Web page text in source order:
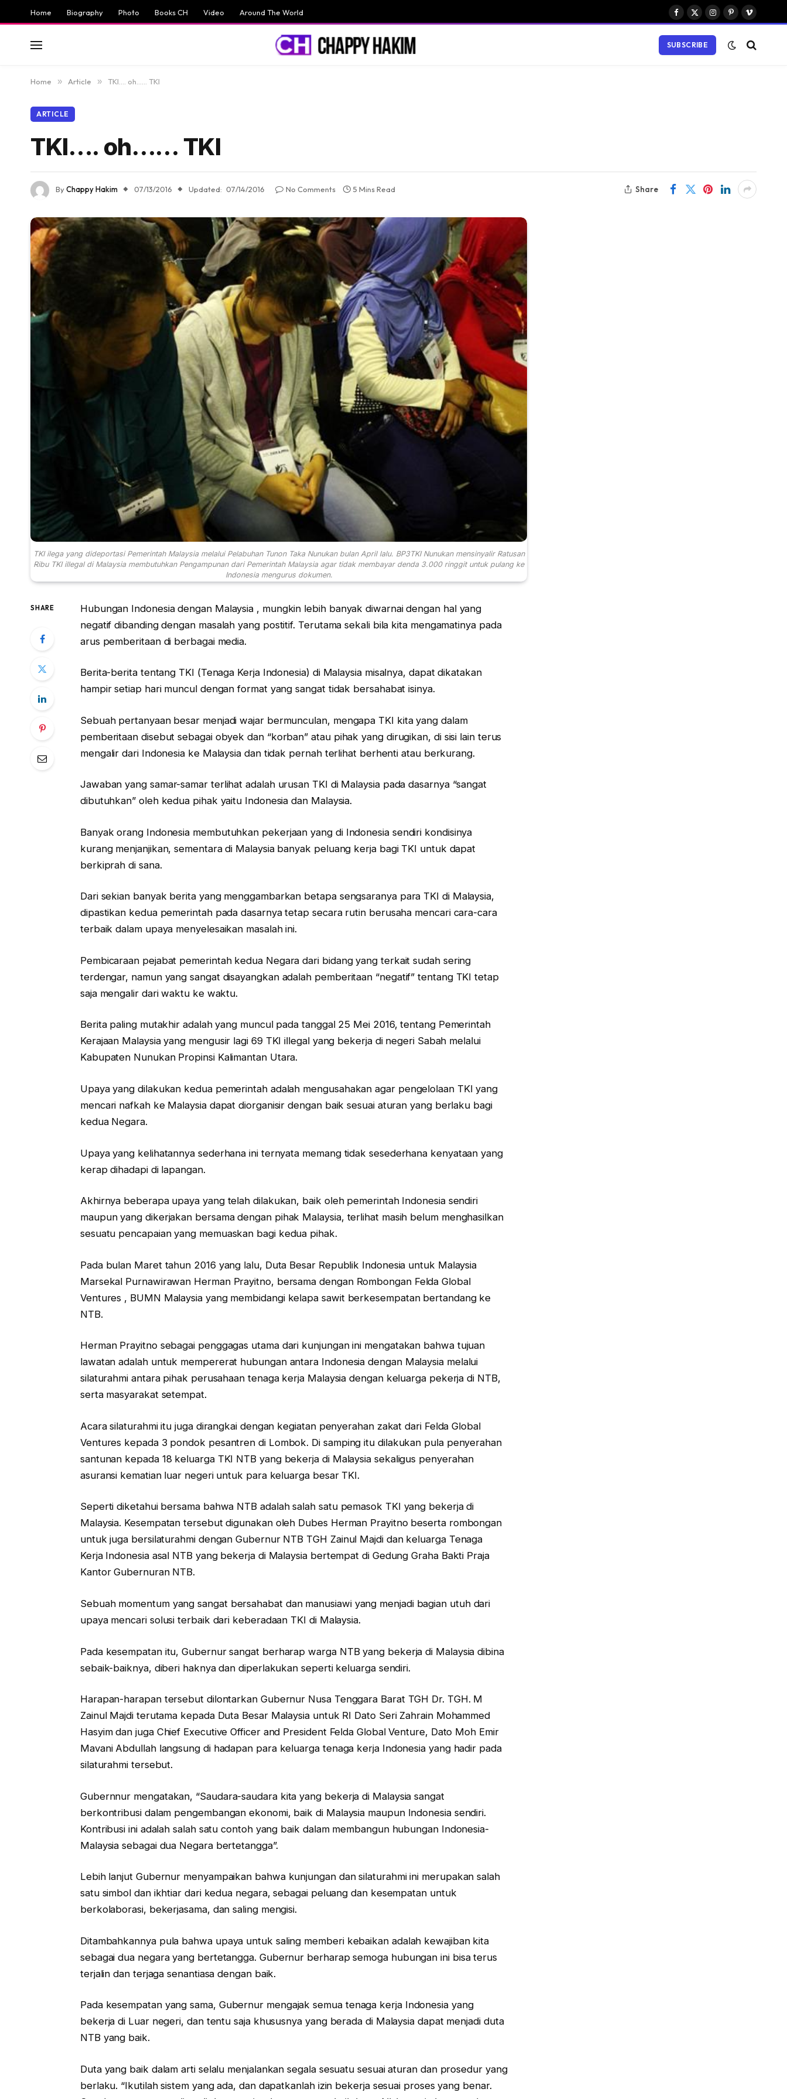
Home Biography Photo Books CH Video Around The World
Facebook
X
Instagram
PinterestVimeo
SUBSCRIBE
Home » Article » TKI…. oh…… TKI
ARTICLE
TKI…. oh…… TKI
ByChappy Hakim 07/13/2016 Updated: 07/14/2016 No Comments 5 Mins Read Share
TKI ilega yang dideportasi Pemerintah Malaysia melalui Pelabuhan Tunon Taka Nunukan bulan April lalu. BP3TKI Nunukan mensinyalir Ratusan
Ribu TKI illegal di Malaysia membutuhkan Pengampunan dari Pemerintah Malaysia agar tidak membayar denda 3.000 ringgit untuk pulang ke
Indonesia mengurus dokumen.
SHARE
Hubungan Indonesia dengan Malaysia , mungkin lebih banyak diwarnai dengan hal yang
negatif dibanding dengan masalah yang postitif. Terutama sekali bila kita mengamatinya pada
arus pemberitaan di berbagai media.
Berita-berita tentang TKI (Tenaga Kerja Indonesia) di Malaysia misalnya, dapat dikatakan
hampir setiap hari muncul dengan format yang sangat tidak bersahabat isinya.
Sebuah pertanyaan besar menjadi wajar bermunculan, mengapa TKI kita yang dalam
pemberitaan disebut sebagai obyek dan “korban” atau pihak yang dirugikan, di sisi lain terus
mengalir dari Indonesia ke Malaysia dan tidak pernah terlihat berhenti atau berkurang.
Jawaban yang samar-samar terlihat adalah urusan TKI di Malaysia pada dasarnya “sangat
dibutuhkan” oleh kedua pihak yaitu Indonesia dan Malaysia.
Banyak orang Indonesia membutuhkan pekerjaan yang di Indonesia sendiri kondisinya
kurang menjanjikan, sementara di Malaysia banyak peluang kerja bagi TKI untuk dapat
berkiprah di sana.
Dari sekian banyak berita yang menggambarkan betapa sengsaranya para TKI di Malaysia,
dipastikan kedua pemerintah pada dasarnya tetap secara rutin berusaha mencari cara-cara
terbaik dalam upaya menyelesaikan masalah ini.
Pembicaraan pejabat pemerintah kedua Negara dari bidang yang terkait sudah sering
terdengar, namun yang sangat disayangkan adalah pemberitaan “negatif” tentang TKI tetap
saja mengalir dari waktu ke waktu.
Berita paling mutakhir adalah yang muncul pada tanggal 25 Mei 2016, tentang Pemerintah
Kerajaan Malaysia yang mengusir lagi 69 TKI illegal yang bekerja di negeri Sabah melalui
Kabupaten Nunukan Propinsi Kalimantan Utara.
Upaya yang dilakukan kedua pemerintah adalah mengusahakan agar pengelolaan TKI yang
mencari nafkah ke Malaysia dapat diorganisir dengan baik sesuai aturan yang berlaku bagi
kedua Negara.
Upaya yang kelihatannya sederhana ini ternyata memang tidak sesederhana kenyataan yang
kerap dihadapi di lapangan.
Akhirnya beberapa upaya yang telah dilakukan, baik oleh pemerintah Indonesia sendiri
maupun yang dikerjakan bersama dengan pihak Malaysia, terlihat masih belum menghasilkan
sesuatu pencapaian yang memuaskan bagi kedua pihak.
Pada bulan Maret tahun 2016 yang lalu, Duta Besar Republik Indonesia untuk Malaysia
Marsekal Purnawirawan Herman Prayitno, bersama dengan Rombongan Felda Global
Ventures , BUMN Malaysia yang membidangi kelapa sawit berkesempatan bertandang ke
NTB.
Herman Prayitno sebagai penggagas utama dari kunjungan ini mengatakan bahwa tujuan
lawatan adalah untuk mempererat hubungan antara Indonesia dengan Malaysia melalui
silaturahmi antara pihak perusahaan tenaga kerja Malaysia dengan keluarga pekerja di NTB,
serta masyarakat setempat.
Acara silaturahmi itu juga dirangkai dengan kegiatan penyerahan zakat dari Felda Global
Ventures kepada 3 pondok pesantren di Lombok. Di samping itu dilakukan pula penyerahan
santunan kepada 18 keluarga TKI NTB yang bekerja di Malaysia sekaligus penyerahan
asuransi kematian luar negeri untuk para keluarga besar TKI.
Seperti diketahui bersama bahwa NTB adalah salah satu pemasok TKI yang bekerja di
Malaysia. Kesempatan tersebut digunakan oleh Dubes Herman Prayitno beserta rombongan
untuk juga bersilaturahmi dengan Gubernur NTB TGH Zainul Majdi dan keluarga Tenaga
Kerja Indonesia asal NTB yang bekerja di Malaysia bertempat di Gedung Graha Bakti Praja
Kantor Gubernuran NTB.
Sebuah momentum yang sangat bersahabat dan manusiawi yang menjadi bagian utuh dari
upaya mencari solusi terbaik dari keberadaan TKI di Malaysia.
Pada kesempatan itu, Gubernur sangat berharap warga NTB yang bekerja di Malaysia dibina
sebaik-baiknya, diberi haknya dan diperlakukan seperti keluarga sendiri.
Harapan-harapan tersebut dilontarkan Gubernur Nusa Tenggara Barat TGH Dr. TGH. M
Zainul Majdi terutama kepada Duta Besar Malaysia untuk RI Dato Seri Zahrain Mohammed
Hasyim dan juga Chief Executive Officer and President Felda Global Venture, Dato Moh Emir
Mavani Abdullah langsung di hadapan para keluarga tenaga kerja Indonesia yang hadir pada
silaturahmi tersebut.
Gubernnur mengatakan, “Saudara-saudara kita yang bekerja di Malaysia sangat
berkontribusi dalam pengembangan ekonomi, baik di Malaysia maupun Indonesia sendiri.
Kontribusi ini adalah salah satu contoh yang baik dalam membangun hubungan Indonesia-
Malaysia sebagai dua Negara bertetangga”.
Lebih lanjut Gubernur menyampaikan bahwa kunjungan dan silaturahmi ini merupakan salah
satu simbol dan ikhtiar dari kedua negara, sebagai peluang dan kesempatan untuk
berkolaborasi, bekerjasama, dan saling mengisi.
Ditambahkannya pula bahwa upaya untuk saling memberi kebaikan adalah kewajiban kita
sebagai dua negara yang bertetangga. Gubernur berharap semoga hubungan ini bisa terus
terjalin dan terjaga senantiasa dengan baik.
Pada kesempatan yang sama, Gubernur mengajak semua tenaga kerja Indonesia yang
bekerja di Luar negeri, dan tentu saja khususnya yang berada di Malaysia dapat menjadi duta
NTB yang baik.
Duta yang baik dalam arti selalu menjalankan segala sesuatu sesuai aturan dan prosedur yang
berlaku. “Ikutilah sistem yang ada, dan dapatkanlah izin bekerja sesuai proses yang benar.